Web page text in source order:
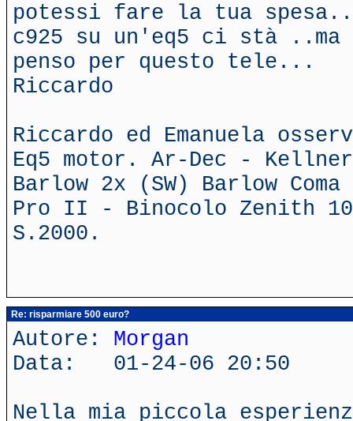
potessi fare la tua
c925 su un'eq5 ci stà
penso per questo tele...
Riccardo
Riccardo ed Emanuela
Eq5 motor. Ar-Dec -
Barlow 2x (SW) Barlow
Pro II - Binocolo Zenith
S.2000.
Re: risparmiare 500 euro?
Autore: Morgan
Data: 01-24-06 20:50
Nella mia piccola